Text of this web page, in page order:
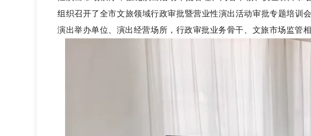
组织召开了全市文旅领域行政审批暨营业性演出活动审批专题培训会
演出举办单位、演出经营场所， 行政审批业务骨干、文旅市场监管